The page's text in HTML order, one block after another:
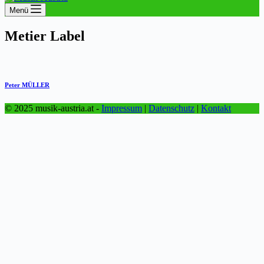
Menü
Metier Label
Peter MÜLLER
© 2025 musik-austria.at - Impressum | Datenschutz | Kontakt